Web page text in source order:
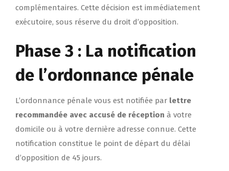
complémentaires. Cette décision est immédiatement
exécutoire, sous réserve du droit d’opposition.
Phase 3 : La notification
de l’ordonnance pénale
L’ordonnance pénale vous est notifiée par lettre
recommandée avec accusé de réception à votre
domicile ou à votre dernière adresse connue. Cette
notification constitue le point de départ du délai
d’opposition de 45 jours.